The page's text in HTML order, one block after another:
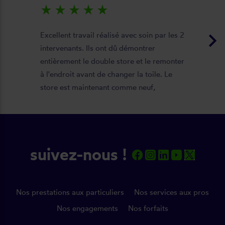
keyboard_arrow_right
star_rate star_rate star_rate star_rate star_rate
Excellent travail réalisé avec soin par les 2
intervenants. Ils ont dû démontrer
entièrement le double store et le remonter
à l'endroit avant de changer la toile. Le
store est maintenant comme neuf,
recommande vivement cette entreprise.
suivez-nous !
Nos prestations aux particuliers
Nos services aux pros
Nos engagements
Nos forfaits